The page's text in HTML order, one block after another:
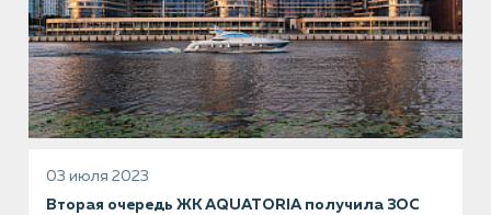
03 июля 2023
Вторая очередь ЖК AQUATORIA получила ЗОС